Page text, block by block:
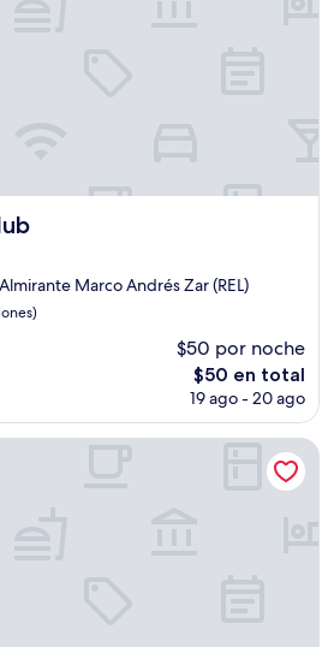
Marco Andrés Zar (REL)
$50 por noche
El
precio
es
$50 en total
19 ago - 20 ago
Artesanal